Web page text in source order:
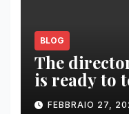
BLOG
The
is ready to
FEBBRAIO 27,